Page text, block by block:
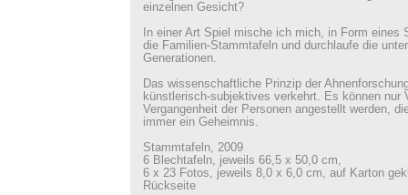
einzelnen Gesicht?
In einer Art Spiel mische ich mich, in Form eines
die Familien-Stammtafeln und durchlaufe die
Generationen.
Das wissenschaftliche Prinzip der
künstlerisch-subjektives verkehrt. Es können nur
Vergangenheit der Personen angestellt werden,
immer ein Geheimnis.
Stammtafeln, 2009
6 Blechtafeln, jeweils 66,5 x 50,0 cm,
6 x 23 Fotos, jeweils 8,0 x 6,0 cm, auf Karton
Rückseite